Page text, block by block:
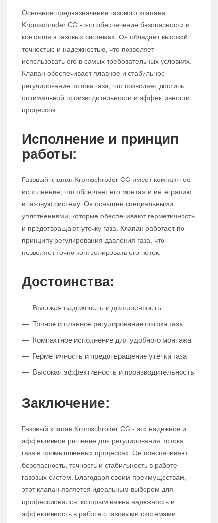
Основное предназначение газового клапана
Kromschroder CG - это обеспечение безопасности и
контроля в газовых системах. Он обладает высокой
точностью и надежностью, что позволяет
использовать его в самых требовательных условиях.
Клапан обеспечивает плавное и стабильное
регулирование потока газа, что позволяет достичь
оптимальной производительности и эффективности
процессов.
Исполнение и принцип
работы:
Газовый клапан Kromschroder CG имеет компактное
исполнение, что облегчает его монтаж и интеграцию
в газовую систему. Он оснащен специальными
уплотнениями, которые обеспечивают герметичность
и предотвращают утечку газа. Клапан работает по
принципу регулирования давления газа, что
позволяет точно контролировать его поток.
Достоинства:
Высокая надежность и долговечность
Точное и плавное регулирование потока газа
Компактное исполнение для удобного монтажа
Герметичность и предотвращение утечки газа
Высокая эффективность и производительность
Заключение:
Газовый клапан Kromschroder CG - это надежное и
эффективное решение для регулирования потока
газа в промышленных процессах. Он обеспечивает
безопасность, точность и стабильность в работе
газовых систем. Благодаря своим преимуществам,
этот клапан является идеальным выбором для
профессионалов, которым важна надежность и
эффективность в работе с газовыми системами.